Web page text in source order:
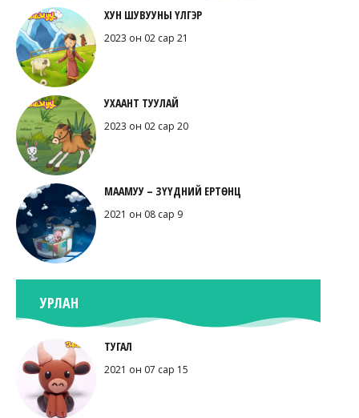
ХУН ШУВУУНЫ ҮЛГЭР
2023 он 02 сар 21
УХААНТ ТУУЛАЙ
2023 он 02 сар 20
МААМУУ – ЗҮҮДНИЙ ЕРТӨНЦ
2021 он 08 сар 9
УРЛАН
ТУГАЛ
2021 он 07 сар 15